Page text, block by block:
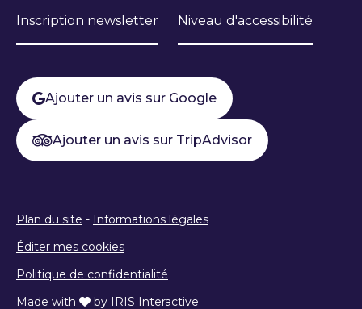
Inscription newsletter Niveau d'accessibilité
Ajouter un avis sur Google
Ajouter un avis sur TripAdvisor
Plan du site - Informations légales
Éditer mes cookies
Politique de confidentialité
Made with
by IRIS Interactive